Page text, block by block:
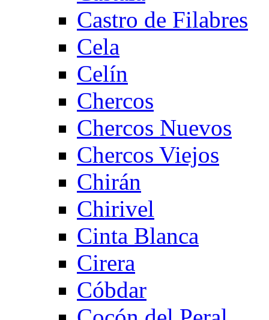
Castro de Filabres
Cela
Celín
Chercos
Chercos Nuevos
Chercos Viejos
Chirán
Chirivel
Cinta Blanca
Cirera
Cóbdar